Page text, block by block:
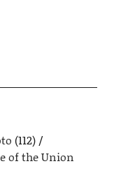
(112)
of the Union